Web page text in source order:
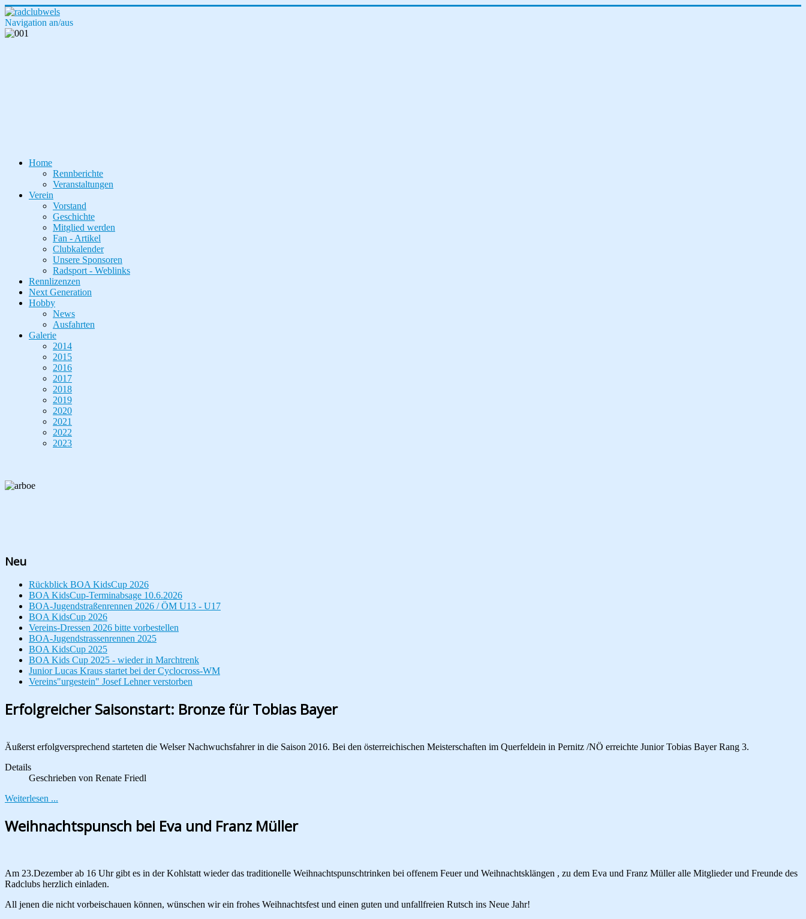
Navigation an/aus
Home
Rennberichte
Veranstaltungen
Verein
Vorstand
Geschichte
Mitglied werden
Fan - Artikel
Clubkalender
Unsere Sponsoren
Radsport - Weblinks
Rennlizenzen
Next Generation
Hobby
News
Ausfahrten
Galerie
2014
2015
2016
2017
2018
2019
2020
2021
2022
2023
Neu
Rückblick BOA KidsCup 2026
BOA KidsCup-Terminabsage 10.6.2026
BOA-Jugendstraßenrennen 2026 / ÖM U13 - U17
BOA KidsCup 2026
Vereins-Dressen 2026 bitte vorbestellen
BOA-Jugendstrassenrennen 2025
BOA KidsCup 2025
BOA Kids Cup 2025 - wieder in Marchtrenk
Junior Lucas Kraus startet bei der Cyclocross-WM
Vereins"urgestein" Josef Lehner verstorben
Erfolgreicher Saisonstart: Bronze für Tobias Bayer
Äußerst erfolgversprechend starteten die Welser Nachwuchsfahrer in die Saison 2016. Bei den österreichischen Meisterschaften im Querfeldein in Pernitz /NÖ erreichte Junior Tobias Bayer Rang 3.
Details
Geschrieben von Renate Friedl
Weiterlesen ...
Weihnachtspunsch bei Eva und Franz Müller
Am 23.Dezember ab 16 Uhr gibt es in der Kohlstatt wieder das traditionelle Weihnachtspunschtrinken bei offenem Feuer und Weihnachtsklängen , zu dem Eva und Franz Müller alle Mitglieder und Freunde des
Radclubs herzlich einladen.
All jenen die nicht vorbeischauen können, wünschen wir ein frohes Weihnachtsfest und einen guten und unfallfreien Rutsch ins Neue Jahr!